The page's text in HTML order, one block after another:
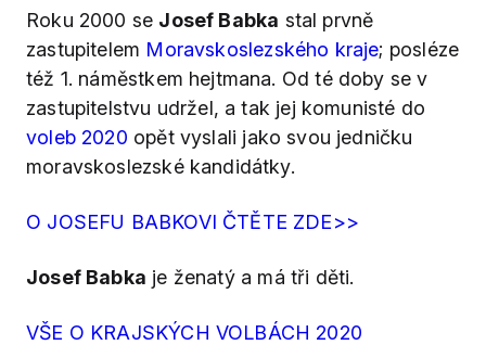
Roku 2000 se Josef Babka stal prvně
zastupitelem Moravskoslezského kraje; posléze
též 1. náměstkem hejtmana. Od té doby se v
zastupitelstvu udržel, a tak jej komunisté do
voleb 2020 opět vyslali jako svou jedničku
moravskoslezské kandidátky.
O JOSEFU BABKOVI ČTĚTE ZDE>>
Josef Babka je ženatý a má tři děti.
VŠE O KRAJSKÝCH VOLBÁCH 2020